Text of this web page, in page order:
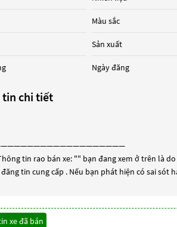
Màu sắc
Sản xuất
Ngày đăng
tin chi tiết
tin rao bán xe: "" bạn đang xem ở trên là
tin cung cấp . Nếu bạn phát hiện có sai sót
xe đã bán